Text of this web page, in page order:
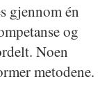
gjennom én
og
Noen
metodene.